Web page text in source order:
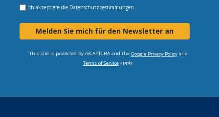
Ich akzeptiere die Datenschutzbestimmungen
Melden Sie mich für den Newsletter an
This site is protected by reCAPTCHA and the Google Privacy Policyand
Terms of Serviceapply.